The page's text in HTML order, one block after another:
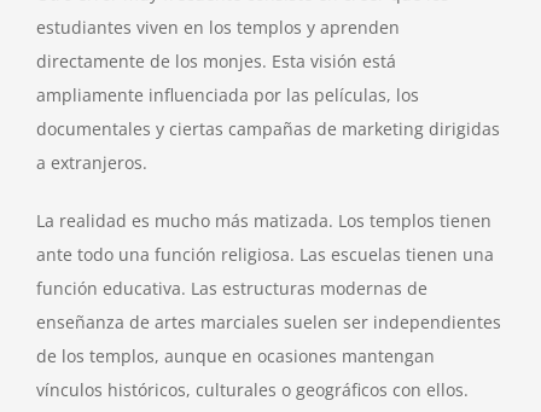
estudiantes viven en los templos y aprenden
directamente de los monjes. Esta visión está
ampliamente influenciada por las películas, los
documentales y ciertas campañas de marketing dirigidas
a extranjeros.
La realidad es mucho más matizada. Los templos tienen
ante todo una función religiosa. Las escuelas tienen una
función educativa. Las estructuras modernas de
enseñanza de artes marciales suelen ser independientes
de los templos, aunque en ocasiones mantengan
vínculos históricos, culturales o geográficos con ellos.